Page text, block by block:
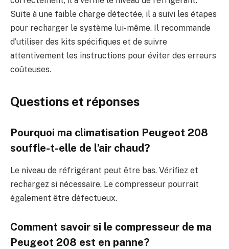
Suite à une faible charge détectée, il a suivi les étapes
pour recharger le système lui-même. Il recommande
d’utiliser des kits spécifiques et de suivre
attentivement les instructions pour éviter des erreurs
coûteuses.
Questions et réponses
Pourquoi ma climatisation Peugeot 208
souffle-t-elle de l’air chaud?
Le niveau de réfrigérant peut être bas. Vérifiez et
rechargez si nécessaire. Le compresseur pourrait
également être défectueux.
Comment savoir si le compresseur de ma
Peugeot 208 est en panne?